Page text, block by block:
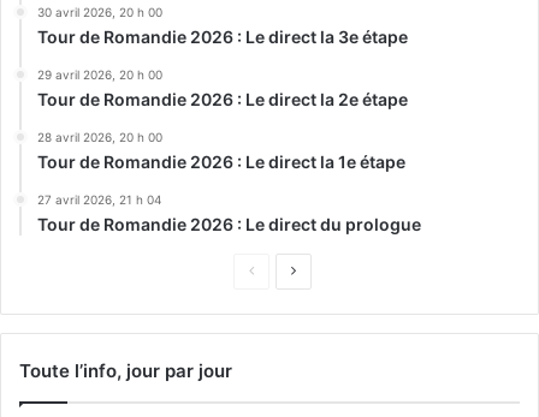
30 avril 2026, 20 h 00
Tour de Romandie 2026 : Le direct la 3e étape
29 avril 2026, 20 h 00
Tour de Romandie 2026 : Le direct la 2e étape
28 avril 2026, 20 h 00
Tour de Romandie 2026 : Le direct la 1e étape
27 avril 2026, 21 h 04
Tour de Romandie 2026 : Le direct du prologue
Page
Page
Toute l’info, jour par jour